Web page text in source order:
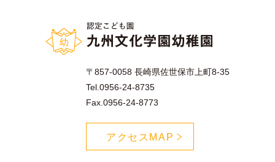
〒857-0058 長崎県佐世保市上町8-35
Tel.0956-24-8735
Fax.0956-24-8773
アクセスMAP